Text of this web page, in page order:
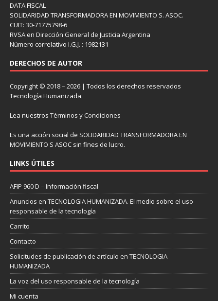
DATA FISCAL
SOLIDARIDAD TRANSFORMADORA EN MOVIMIENTO S. ASOC.
CUIT: 30-71775798-6
RVSA en Dirección General de Justicia Argentina
Número correlativo I.G.J. : 1982131
DERECHOS DE AUTOR
Copyright © 2018 – 2026 | Todos los derechos reservados
Tecnología Humanizada.
Lea nuestros Términos y Condiciones
Es una acción social de SOLIDARIDAD TRANSFORMADORA EN
MOVIMIENTO S ASOC sin fines de lucro.
LINKS ÚTILES
AFIP 960 D – Información fiscal
Anuncios en TECNOLOGIA HUMANIZADA. El medio sobre el uso
responsable de la tecnología
Carrito
Contacto
Solicitudes de publicación de artículo en TECNOLOGIA
HUMANIZADA
La voz del uso responsable de la tecnología
Mi cuenta